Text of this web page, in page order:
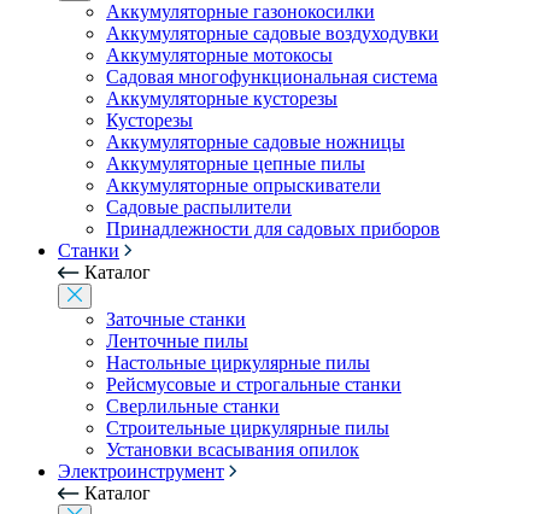
Аккумуляторные газонокосилки
Аккумуляторные садовые воздуходувки
Аккумуляторные мотокосы
Садовая многофункциональная система
Аккумуляторные кусторезы
Кусторезы
Аккумуляторные садовые ножницы
Аккумуляторные цепные пилы
Аккумуляторные опрыскиватели
Садовые распылители
Принадлежности для садовых приборов
Станки
Каталог
Заточные станки
Ленточные пилы
Настольные циркулярные пилы
Рейсмусовые и строгальные станки
Сверлильные станки
Строительные циркулярные пилы
Установки всасывания опилок
Электроинструмент
Каталог